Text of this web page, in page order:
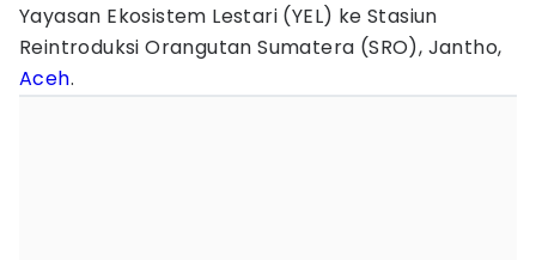
Yayasan Ekosistem Lestari (YEL) ke Stasiun
Reintroduksi Orangutan Sumatera (SRO), Jantho,
Aceh.